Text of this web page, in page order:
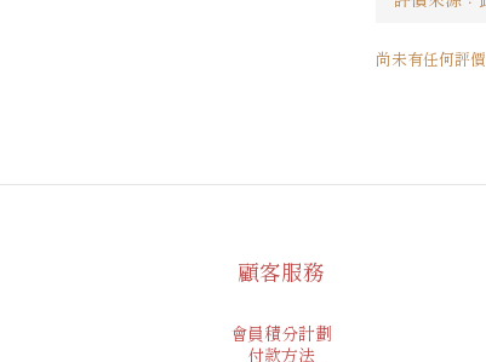
尚未有任何評價
顧客服務
會員積分計劃
付款方法